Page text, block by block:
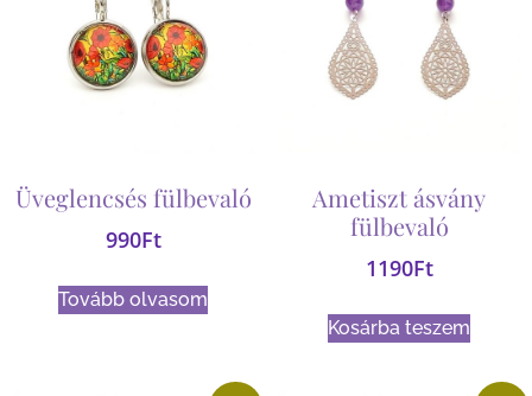
Üveglencsés fülbevaló
990Ft
Tovább olvasom
Ametiszt ásvány
fülbevaló
1190Ft
Kosárba teszem